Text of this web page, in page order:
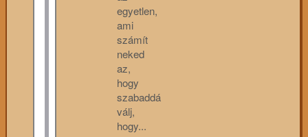
egyetlen,
ami
számít
neked
az,
hogy
szabaddá
válj,
hogy...